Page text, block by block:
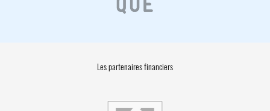
Les partenaires financiers